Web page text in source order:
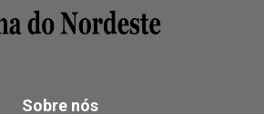
Sobre nós